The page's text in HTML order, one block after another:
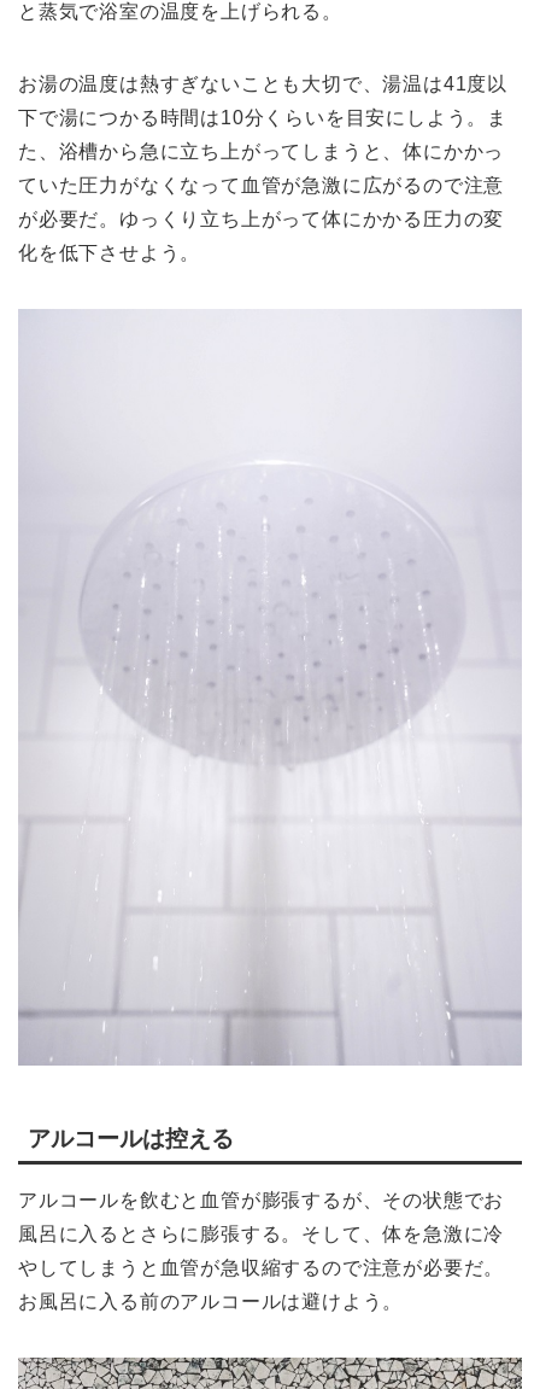
と蒸気で浴室の温度を上げられる。
お湯の温度は熱すぎないことも大切で、湯温は41度以
下で湯につかる時間は10分くらいを目安にしよう。ま
た、浴槽から急に立ち上がってしまうと、体にかかっ
ていた圧力がなくなって血管が急激に広がるので注意
が必要だ。ゆっくり立ち上がって体にかかる圧力の変
化を低下させよう。
アルコールは控える
アルコールを飲むと血管が膨張するが、その状態でお
風呂に入るとさらに膨張する。そして、体を急激に冷
やしてしまうと血管が急収縮するので注意が必要だ。
お風呂に入る前のアルコールは避けよう。